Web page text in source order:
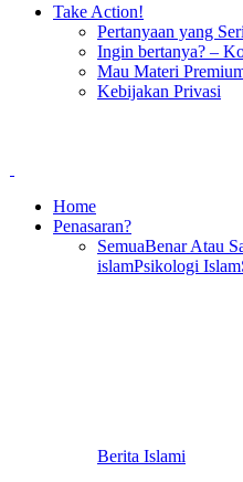
Take Action!
Pertanyaan yang
Ingin bertanya? –
Mau Materi
Kebijakan Privasi
Home
Penasaran?
SemuaBenar Atau
islamPsikologi Islam
Berita Islami